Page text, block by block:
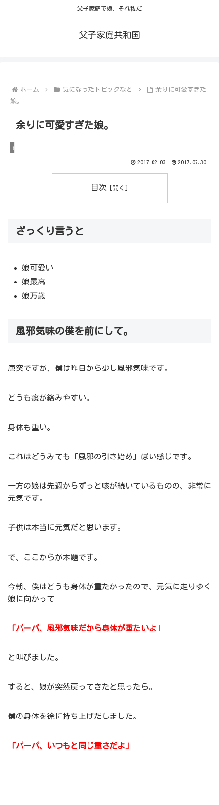
父子家庭で娘、それ私だ
父子家庭共和国
ホーム 気になったトピックなど
余りに可愛すぎた
娘。
余りに可愛すぎた娘。
気になったトピックなど
2017.02.03 2017.07.30
目次
ざっくり言うと
娘可愛い
娘最高
娘万歳
風邪気味の僕を前にして。
唐突ですが、僕は昨日から少し風邪気味です。
どうも痰が絡みやすい。
身体も重い。
これはどうみても「風邪の引き始め」ぽい感じです。
一方の娘は先週からずっと咳が続いているものの、非常に
元気です。
子供は本当に元気だと思います。
で、ここからが本題です。
今朝、僕はどうも身体が重たかったので、元気に走りゆく
娘に向かって
「パーパ、風邪気味だから身体が重たいよ」
と叫びました。
すると、娘が突然戻ってきたと思ったら。
僕の身体を徐に持ち上げだしました。
「パーパ、いつもと同じ重さだよ」